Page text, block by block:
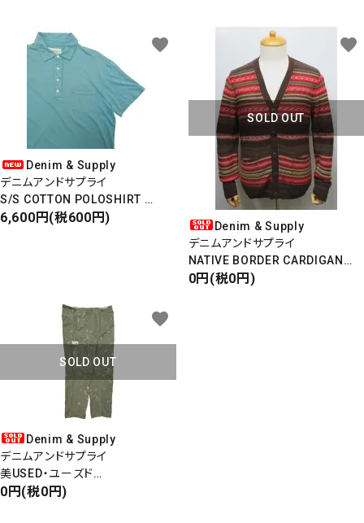
Denim & Supply
デニムアンドサプライ
S/S COTTON POLOSHIRT
半袖コットンポロシャツ
6,600円(税600円)
favorite
SOLD OUT
Denim & Supply
デニムアンドサプライ
NATIVE BORDER CARDIGAN
ネイティブボーダーカーディガン
0円(税0円)
favorite
SOLD OUT
Denim & Supply
デニムアンドサプライ
美USED・ユーズド
PAINT CARGO PANTS
0円(税0円)
favorite
キーワード
カテゴリー